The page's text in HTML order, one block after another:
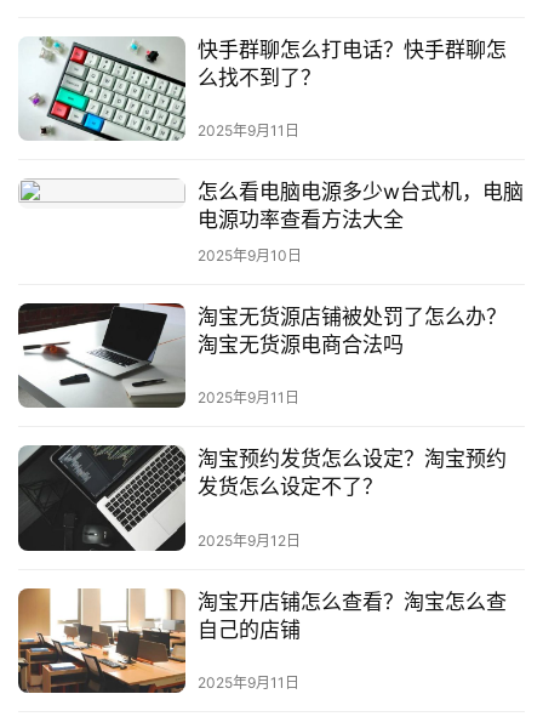
快手群聊怎么打电话？快手群聊怎
么找不到了？
2025年9月11日
怎么看电脑电源多少w台式机，电脑
电源功率查看方法大全
2025年9月10日
淘宝无货源店铺被处罚了怎么办？
淘宝无货源电商合法吗
2025年9月11日
淘宝预约发货怎么设定？淘宝预约
发货怎么设定不了？
2025年9月12日
淘宝开店铺怎么查看？淘宝怎么查
自己的店铺
2025年9月11日